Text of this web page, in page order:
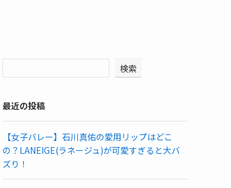
検索
最近の投稿
【女子バレー】石川真佑の愛用リップはどこ
の？LANEIGE(ラネージュ)が可愛すぎると大バ
ズり！